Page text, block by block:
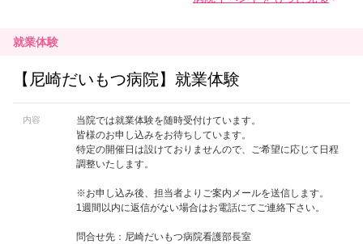
就業体験
【尼崎だいもつ病院】就業体験
内容
当院では就業体験を随時受付けています。
皆様のお申し込みをお待ちしています。
特定の開催日は設けておりませんので、ご希望に応じて日程
調整いたします。
※お申し込み後、担当者よりご案内メールを送信します。
1週間以内に返信がない場合はお電話にてご連絡下さい。
問合せ先：尼崎だいもつ病院看護部長室